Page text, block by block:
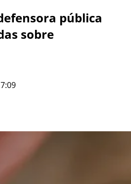
pública
sobre